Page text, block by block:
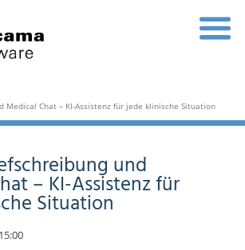
Medical Chat – KI-Assistenz für jede klinische Situation
und
– KI-Assistenz für
Situation